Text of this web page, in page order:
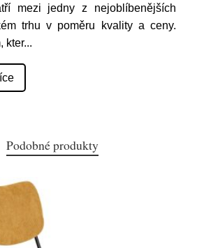
mezi jedny z nejoblíbenějších
trhu v poměru kvality a ceny.
kter...
Podobné produkty